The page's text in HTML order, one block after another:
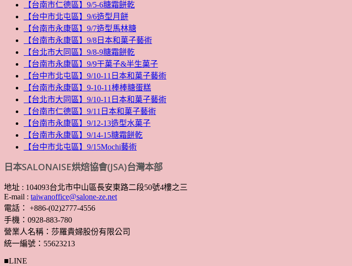
【台南市仁德區】9/5-6糖霜餅乾
【台中市北屯區】9/6造型月餅
【台南市永康區】9/7造型馬林糖
【台南市永康區】9/8日本和菓子藝術
【台北市大同區】9/8-9糖霜餅乾
【台南市永康區】9/9干菓子&半生菓子
【台中市北屯區】9/10-11日本和菓子藝術
【台南市永康區】9-10-11棒棒糖蛋糕
【台北市大同區】9/10-11日本和菓子藝術
【台南市仁德區】9/11日本和菓子藝術
【台南市永康區】9/12-13造型水菓子
【台南市永康區】9/14-15糖霜餅乾
【台中市北屯區】9/15Mochi藝術
日本SALONAISE烘焙協會(JSA)台灣本部
地址 : 104093台北市中山區長安東路二段50號4樓之三
E-mail : taiwanoffice@salone-ze.net
電話： +886-(02)2777-4556
手機：0928-883-780
營業人名稱：莎羅貴婦股份有限公司
統一編號：55623213
■LINE